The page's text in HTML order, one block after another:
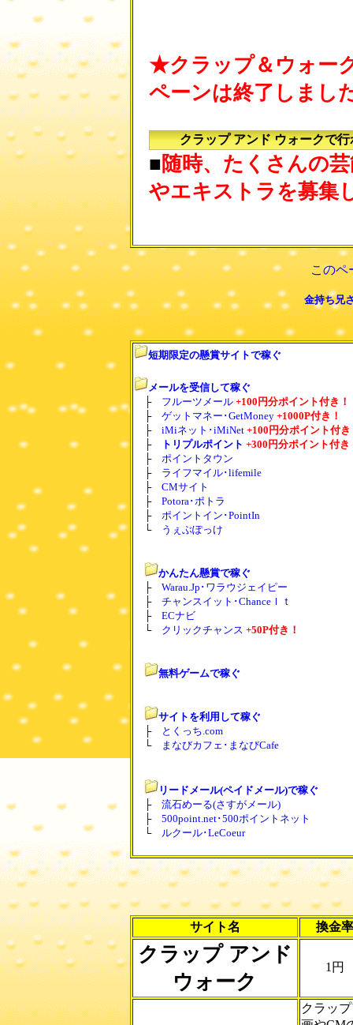
★クラップ＆ウォー
ペーンは終了しまし
クラップ アンド ウォークで
■随時、たくさんの
やエキストラを募集
このペ
金持ち兄
短期限定の懸賞サイトで稼ぐ
メールを受信して稼ぐ
├ フルーツメール +100円分ポイント付き！
├ ゲットマネー･GetMoney +1000P付き！
├ iMiネット･iMiNet +100円分ポイント付き
├
トリプルポイント +300円分ポイント付き
├ ポイントタウン
├ ライフマイル･lifemile
├ CMサイト
├ Potora･ポトラ
├ ポイントイン･PointIn
└
うぇぶぽっけ
かんたん懸賞で稼ぐ
├ Warau.Jp･ワラウジェイピー
├ チャンスイット･ChanceＩｔ
├ ECナビ
└ クリックチャンス +50P付き！
無料ゲームで稼ぐ
サイトを利用して稼ぐ
├
とくっち.com
└
まなびカフェ･まなびCafe
リードメール(ペイドメール)で稼ぐ
├ 流石めーる(さすがメール)
├ 500point.net･500ポイントネット
└
ルクール･LeCoeur
サイト名 換金率
クラップ アンド
ウォーク
1円
クラッ